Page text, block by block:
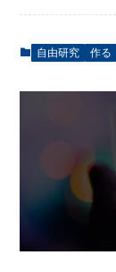
自由研究 作る